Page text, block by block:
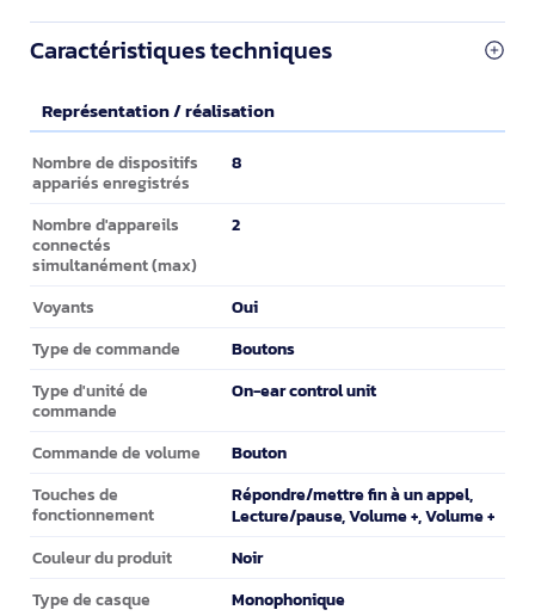
Caractéristiques techniques
Représentation / réalisation
Représentation / réalisation
Nombre de dispositifs
appariés enregistrés
8
Nombre d'appareils
connectés
simultanément (max)
2
Voyants Oui
Type de commande Boutons
Type d'unité de
commande
On-ear control unit
Commande de volume Bouton
Touches de
fonctionnement
Répondre/mettre fin à un appel,
Lecture/pause, Volume +, Volume +
Couleur du produit Noir
Type de casque Monophonique